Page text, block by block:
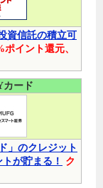
資信託の積立可
ポイント還元、
カード
」のクレジット
が貯まる！
ク